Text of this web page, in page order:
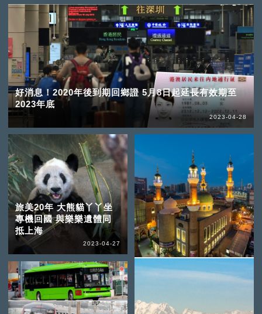
好消息！2020年後到期回鄉證 5月8日起延長有效期至
2023年底
2023-04-28
旅美20年 大熊貓丫丫坐
專機回國 與樂樂遺體同
抵上海
2023-04-27